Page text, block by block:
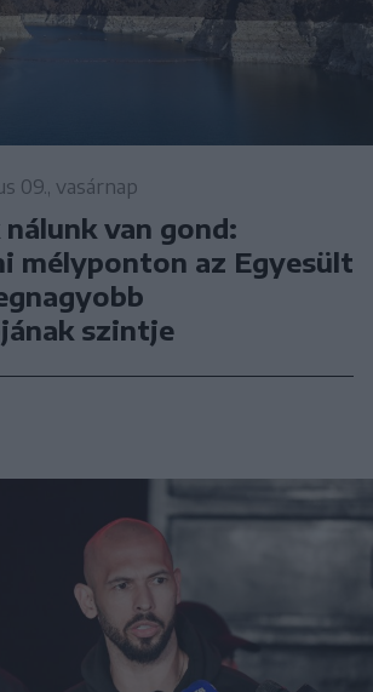
09., vasárnap
nálunk van gond:
mélyponton az Egyesült
szintje